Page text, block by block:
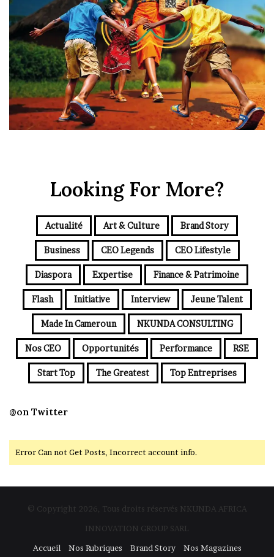
Looking For More?
Actualité Art & Culture Brand Story
Business CEO Legends CEO Lifestyle
Diaspora Expertise Finance & Patrimoine
Flash Initiative Interview Jeune Talent
Made In Cameroun NKUNDA CONSULTING
Nos CEO Opportunités Performance RSE
Start Top The Greatest Top Entreprises
@on Twitter
Error Can not Get Posts, Incorrect account info.
© Copyright 2026, Tous droits réservés NKUNDA AFRICA
INNOVATION GROUP SARL
Accueil
Nos Rubriques Brand Story Nos Magazines